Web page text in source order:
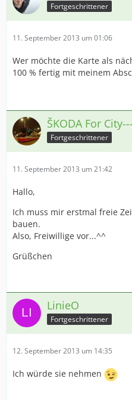
Fortgeschrittener
11. September 2013 um 01:06
Wer möchte die Karte als
100 % fertig mit meinem
ŠKODA For
Fortgeschrittener
11. September 2013 um 21:42
Hallo,
Ich muss mir erstmal freie
bauen.
Also, Freiwillige vor...^^
Grüßchen
LinieO
Fortgeschrittener
12. September 2013 um 14:35
Ich würde sie nehmen